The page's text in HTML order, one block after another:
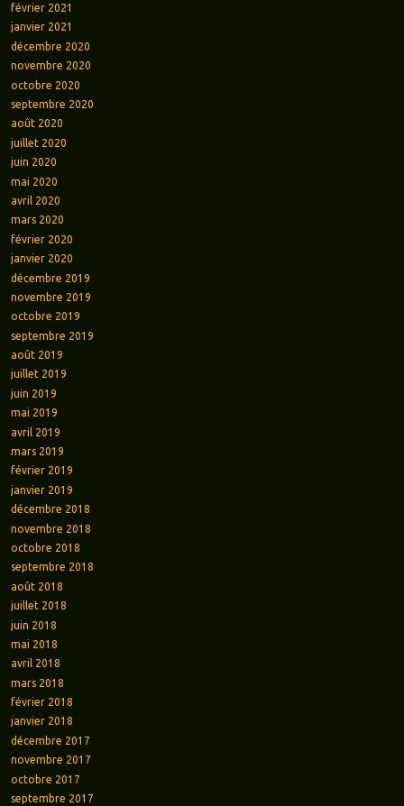
février 2021
janvier 2021
décembre 2020
novembre 2020
octobre 2020
septembre 2020
août 2020
juillet 2020
juin 2020
mai 2020
avril 2020
mars 2020
février 2020
janvier 2020
décembre 2019
novembre 2019
octobre 2019
septembre 2019
août 2019
juillet 2019
juin 2019
mai 2019
avril 2019
mars 2019
février 2019
janvier 2019
décembre 2018
novembre 2018
octobre 2018
septembre 2018
août 2018
juillet 2018
juin 2018
mai 2018
avril 2018
mars 2018
février 2018
janvier 2018
décembre 2017
novembre 2017
octobre 2017
septembre 2017